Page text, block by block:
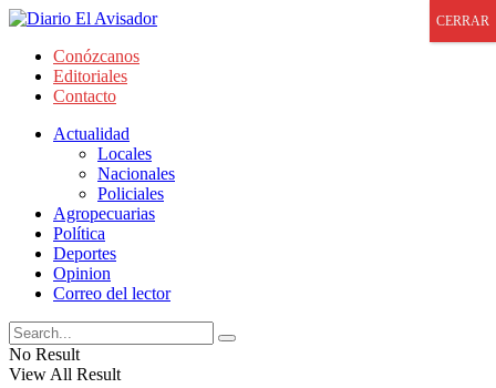
Conózcanos
Editoriales
Contacto
Actualidad
Locales
Nacionales
Policiales
Agropecuarias
Política
Deportes
Opinion
Correo del lector
No Result
View All Result
CERRAR